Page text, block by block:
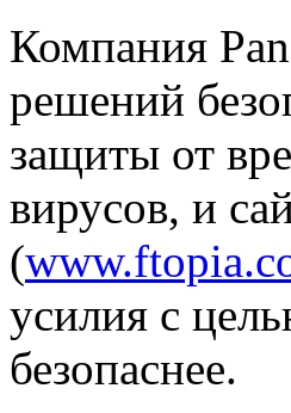
Компания
решений
защиты от
вирусов, и
(
усилия с
безопаснее.